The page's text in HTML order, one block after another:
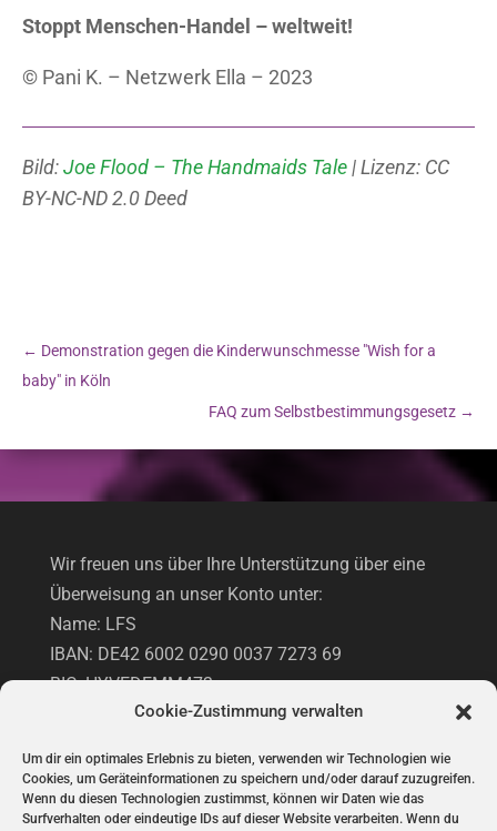
Cookie-Zustimmung verwalten
Um dir ein optimales Erlebnis zu bieten, verwenden wir Technologien wie
Cookies, um Geräteinformationen zu speichern und/oder darauf zuzugreifen.
Wenn du diesen Technologien zustimmst, können wir Daten wie das
Surfverhalten oder eindeutige IDs auf dieser Website verarbeiten. Wenn du
Stoppt Menschen-Handel – weltweit!
© Pani K. – Netzwerk Ella – 2023
Bild:Joe Flood – The Handmaids Tale | Lizenz: CC
BY-NC-ND 2.0 Deed
← Demonstration gegen die Kinderwunschmesse "Wish for a
baby" in Köln
FAQ zum Selbstbestimmungsgesetz →
Wir freuen uns über Ihre Unterstützung über eine
Überweisung an unser Konto unter:
Name: LFS
IBAN: DE42 6002 0290 0037 7273 69
BIC: HYVEDEMM473
Hypovereinsbank
UNTERSTÜTZUNG VIA PAYPAL